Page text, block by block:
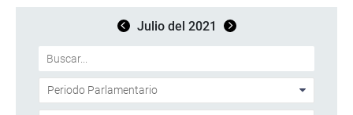
Julio del 2021